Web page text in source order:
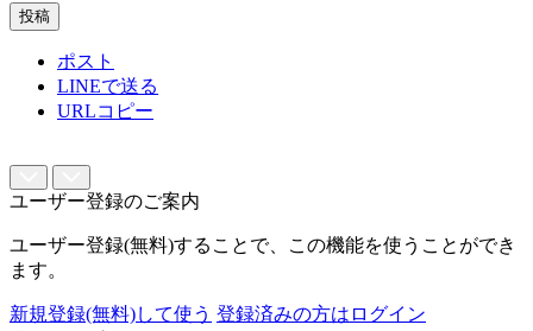
投稿
ポスト
LINEで送る
URLコピー
ユーザー登録のご案内
ユーザー登録(無料)することで、この機能を使うことができ
ます。
新規登録(無料)して使う 登録済みの方はログイン